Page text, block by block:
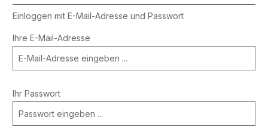
Einloggen mit E-Mail-Adresse und Passwort
Ihre E-Mail-Adresse
Ihr Passwort